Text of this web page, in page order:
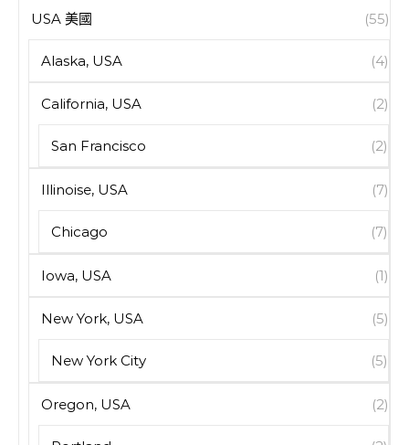
USA 美國 (55)
Alaska, USA (4)
California, USA (2)
San Francisco (2)
Illinoise, USA (7)
Chicago (7)
Iowa, USA (1)
New York, USA (5)
New York City (5)
Oregon, USA (2)